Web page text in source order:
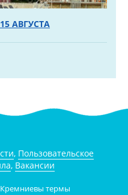
АВГУСТА
, Пользовательское
, Вакансии
термы